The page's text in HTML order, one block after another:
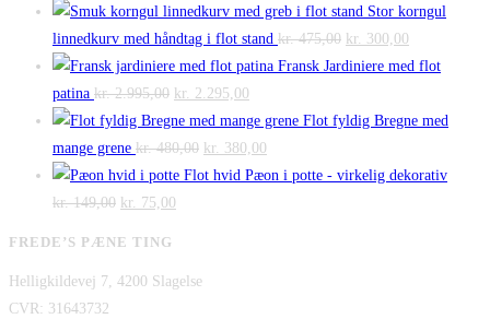
oprindelige
pris
var:
kr. 140,00.
aktuelle
pris
er:
Stor korngul
linnedkurv med håndtag i flot stand kr.475,00 Den
oprindelige
var:
kr. 300,00
aktuelle
er:
Fransk Jardiniere med flot
patina kr.2.995,00 Den
oprindelige
pris
var:
kr. 2.995,00.
kr. 2.295,00
aktuelle
pris
er:
Flot fyldig Bregne med
mange grene kr.480,00 Den
oprindelige
kr. 380,00
aktuelle
Flot hvid Pæon i potte - virkelig dekorativ
kr.149,00 Den
var:
kr. 75,00
er:
FREDE’S PÆNE TING
Helligkildevej 7, 4200 Slagelse
CVR: 31643732